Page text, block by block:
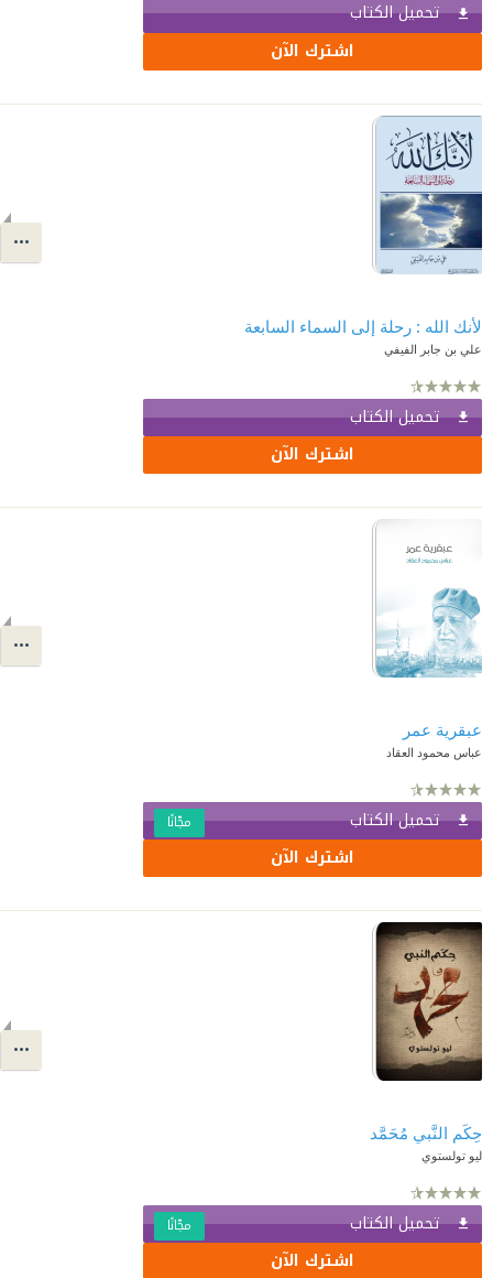
تحميل الكتاب
اشترك الآن
لأنك الله : رحلة إلى السماء السابعة
علي بن جابر الفيفي
تحميل الكتاب
اشترك الآن
عبقرية عمر
عباس محمود العقاد
تحميل الكتاب مجّانًا
اشترك الآن
حِكَم النَّبي مُحَمَّد
ليو تولستوي
تحميل الكتاب مجّانًا
اشترك الآن